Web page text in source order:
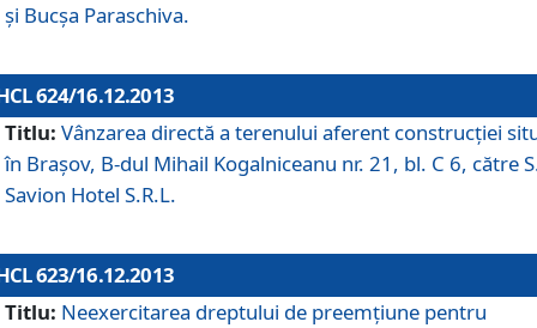
şi Bucşa Paraschiva.
624/16.12.2013
Titlu: Vânzarea directă a terenului aferent construcţiei
în Braşov, B-dul Mihail Kogalniceanu nr. 21, bl. C 6, către
Savion Hotel S.R.L.
623/16.12.2013
Titlu: Neexercitarea dreptului de preemţiune pentru